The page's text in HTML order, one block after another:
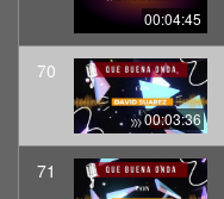
00:04:45
70
00:03:36
71